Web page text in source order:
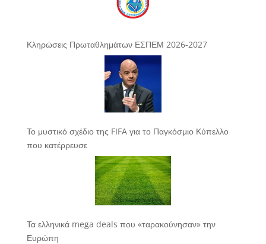
Κληρώσεις Πρωταθλημάτων ΕΣΠΕΜ 2026-2027
Το μυστικό σχέδιο της FIFA για το Παγκόσμιο Κύπελλο
που κατέρρευσε
Τα ελληνικά mega deals που «ταρακούνησαν» την
Ευρώπη